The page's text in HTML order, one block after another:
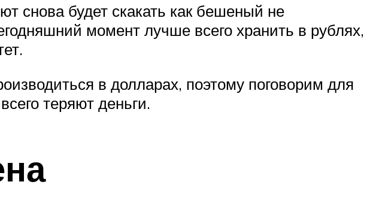
снова будет скакать как бешеный не
момент лучше всего хранить в рублях,
в долларах, поэтому поговорим для
теряют деньги.